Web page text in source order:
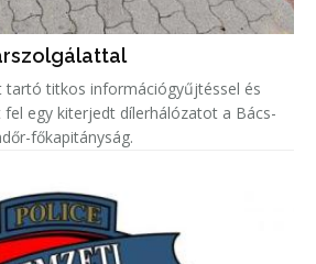
tartó titkos információgyűjtéssel és
egy kiterjedt dílerhálózatot a Bács-
főkapitányság.